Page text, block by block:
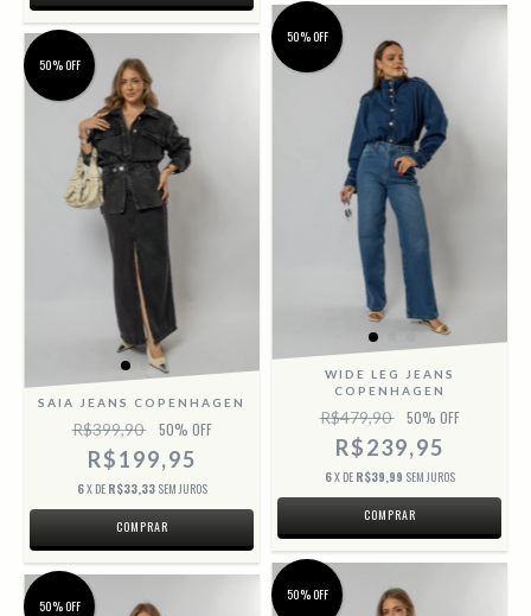
50% OFF
SAIA JEANS COPENHAGEN
R$399,90 50% OFF
R$199,95
6X DE R$33,33 SEM JUROS
COMPRAR
50% OFF
WIDE LEG JEANS
COPENHAGEN
R$479,90 50% OFF
R$239,95
6X DE R$39,99 SEM JUROS
COMPRAR
50% OFF
50% OFF